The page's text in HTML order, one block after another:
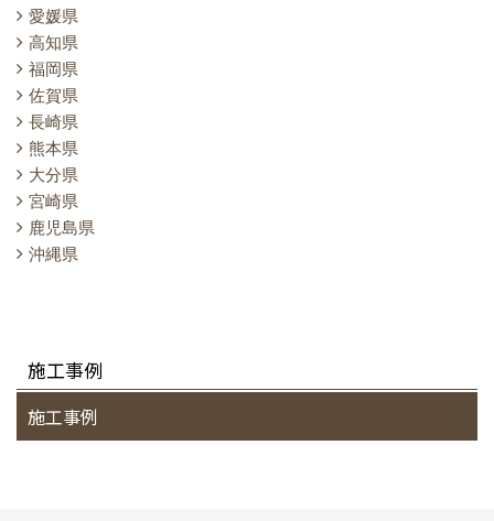
愛媛県
高知県
福岡県
佐賀県
長崎県
熊本県
大分県
宮崎県
鹿児島県
沖縄県
施工事例
施工事例